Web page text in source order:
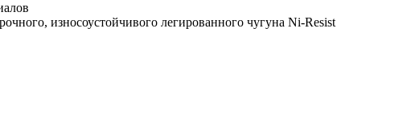
износоустойчивого легированного чугуна Ni-Resist